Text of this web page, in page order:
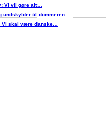
Vi vil gøre alt…
undskylder til dommeren
Vi skal være danske…